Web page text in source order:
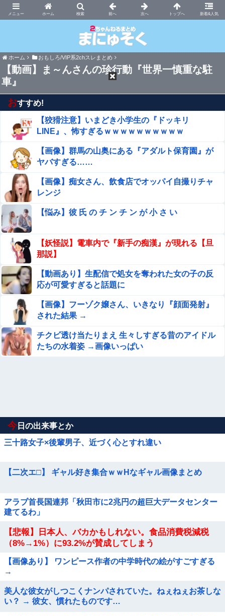
ホーム 新着&人気
まにゅそく 2chまとめニュース速報VIP
ホーム おもしろ/VIP系2chスレまとめ
【動画】ま～んさんの珍行動『世界一慎重な駐
車』
おすすめ!
【狡猾注意】いまどき小学生の『ドッキリ
LINE』、怖すぎるｗｗｗｗｗｗｗｗｗｗ
【画像】群馬の山奥にある『アダルト保育園』が
ヤバすぎる……
【画像】痴女さん、飲食店でオッパイ自撮りチャ
レンジ
【悩み】彼 氏 の チ ン チ ン が 小 さ い
【妖怪説】電車内で『新手の痴漢』が現れる【旦
那説】
【動画あり】生配信で処女を奪われた女の子の反
応が可愛すぎると話題に
【画像】フーゾク嬢さん、いきなり『顔面発射』
された結果 →
チクビ透け当たりまえ 生々しすぎる昔のアイドル
たちの水着姿 →画像いっぱい
今 日の出来事とか
三十路女子×後輩男子、近づく心とすれ違い
【二次エ□】 ギャル好き集合ｗｗHなギャル画像まとめ
アラブ首長国連邦「秋田市に2兆円の超巨大データセンター
建てるわ」
【悲報】日本人、バカかもしれない。食品消費税減税
（8%→1%）に93.2%が賛成してしまう
【画像あり】 ワンピース作者の中学時代の絵がすごすぎる
→
美人な彼女がしつこくナンパされていた。ねぇねぇお茶しな
い？ → 彼女、慣れたものです…